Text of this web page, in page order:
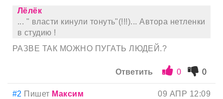
Лёлёк
... " власти кинули тонуть"(!!!)... Автора нетленки
в студию !
РАЗВЕ ТАК МОЖНО ПУГАТЬ ЛЮДЕЙ.?
Ответить 0 0
#2 Пишет Максим 09 АПР 12:09